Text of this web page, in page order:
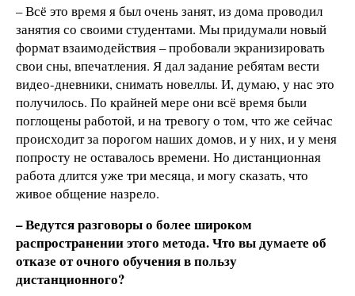
– Всё это время я был очень занят, из дома проводил
занятия со своими студентами. Мы придумали новый
формат взаимодействия – пробовали экранизировать
свои сны, впечатления. Я дал задание ребятам вести
видео-дневники, снимать новеллы. И, думаю, у нас это
получилось. По крайней мере они всё время были
поглощены работой, и на тревогу о том, что же сейчас
происходит за порогом наших домов, и у них, и у меня
попросту не оставалось времени. Но дистанционная
работа длится уже три месяца, и могу сказать, что
живое общение назрело.
– Ведутся разговоры о более широком
распространении этого метода. Что вы думаете об
отказе от очного обучения в пользу
дистанционного?